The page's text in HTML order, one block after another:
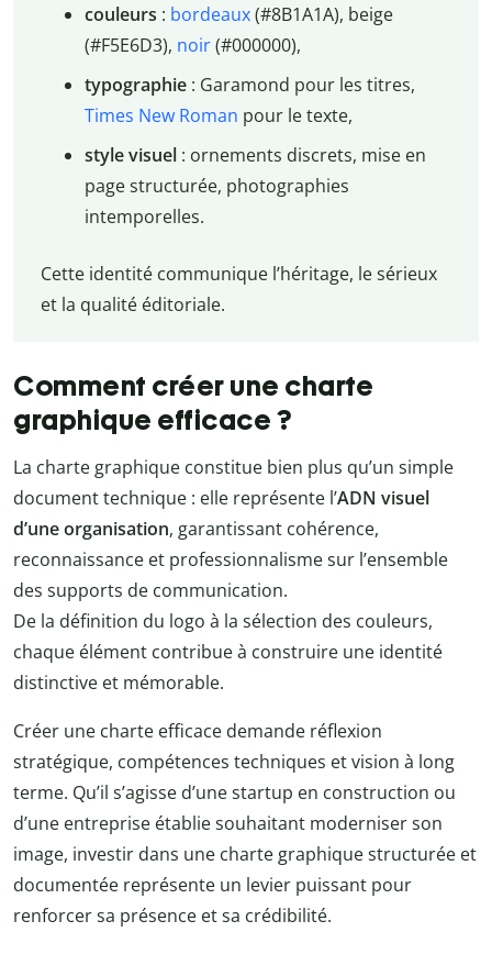
couleurs : bordeaux(#8B1A1A), beige
(#F5E6D3), noir(#000000),
typographie: Garamond pour les titres,
Times New Roman pour le texte,
style visuel: ornements discrets, mise en
page structurée, photographies
intemporelles.
Cette identité communique l’héritage, le sérieux
et la qualité éditoriale.
Comment créer une charte
graphique efficace ?
La charte graphique constitue bien plus qu’un simple
document technique : elle représente l’ADN visuel
d’une organisation, garantissant cohérence,
reconnaissance et professionnalisme sur l’ensemble
des supports de communication.
De la définition du logo à la sélection des couleurs,
chaque élément contribue à construire une identité
distinctive et mémorable.
Créer une charte efficace demande réflexion
stratégique, compétences techniques et vision à long
terme. Qu’il s’agisse d’une startup en construction ou
d’une entreprise établie souhaitant moderniser son
image, investir dans une charte graphique structurée et
documentée représente un levier puissant pour
renforcer sa présence et sa crédibilité.